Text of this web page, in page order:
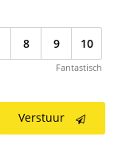
8 9 10
Fantastisch
Verstuur